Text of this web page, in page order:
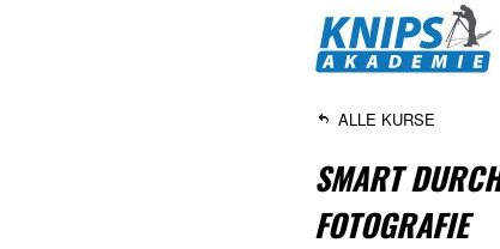
ALLE KURSE
SMART
FOTOGRAFIE